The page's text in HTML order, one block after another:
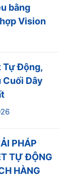
bằng
Vision
Tự Động,
Cuối Dây
PHÁP
TỰ ĐỘNG
HÀNG